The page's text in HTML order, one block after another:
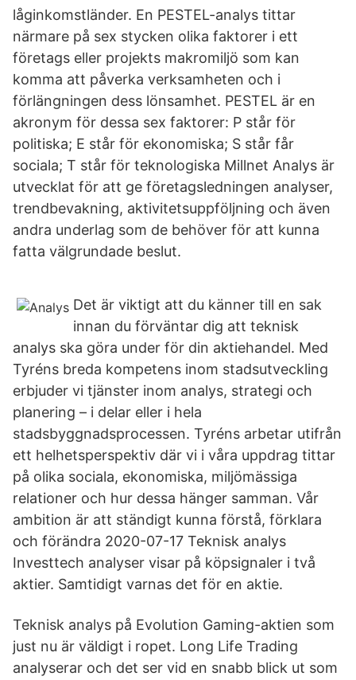
låginkomstländer. En PESTEL-analys tittar
närmare på sex stycken olika faktorer i ett
företags eller projekts makromiljö som kan
komma att påverka verksamheten och i
förlängningen dess lönsamhet. PESTEL är en
akronym för dessa sex faktorer: P står för
politiska; E står för ekonomiska; S står får
sociala; T står för teknologiska Millnet Analys är
utvecklat för att ge företagsledningen analyser,
trendbevakning, aktivitetsuppföljning och även
andra underlag som de behöver för att kunna
fatta välgrundade beslut.
Det är viktigt att du känner till en sak
innan du förväntar dig att teknisk
analys ska göra under för din aktiehandel. Med
Tyréns breda kompetens inom stadsutveckling
erbjuder vi tjänster inom analys, strategi och
planering – i delar eller i hela
stadsbyggnadsprocessen. Tyréns arbetar utifrån
ett helhetsperspektiv där vi i våra uppdrag tittar
på olika sociala, ekonomiska, miljömässiga
relationer och hur dessa hänger samman. Vår
ambition är att ständigt kunna förstå, förklara
och förändra 2020-07-17 Teknisk analys
Investtech analyser visar på köpsignaler i två
aktier. Samtidigt varnas det för en aktie.
Teknisk analys på Evolution Gaming-aktien som
just nu är väldigt i ropet. Long Life Trading
analyserar och det ser vid en snabb blick ut som